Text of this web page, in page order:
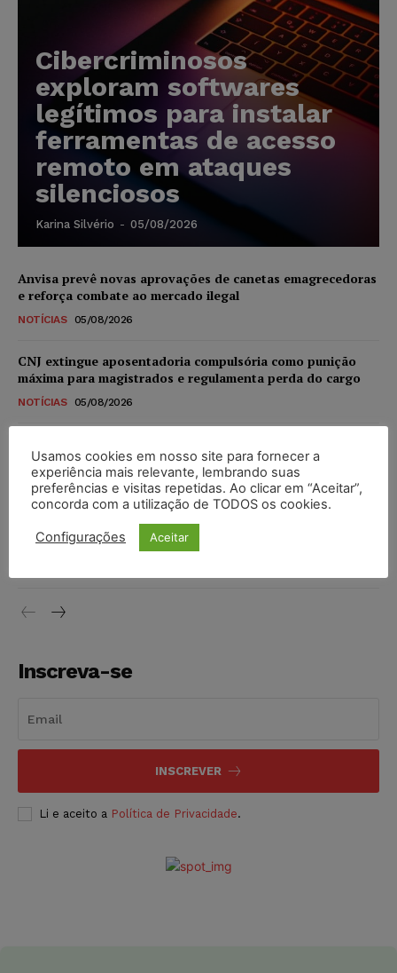
Cibercriminosos
exploram softwares
legítimos para instalar
ferramentas de acesso
remoto em ataques
silenciosos
Karina Silvério - 05/08/2026
Anvisa prevê novas aprovações de canetas emagrecedoras
e reforça combate ao mercado ilegal
NOTÍCIAS 05/08/2026
CNJ extingue aposentadoria compulsória como punição
máxima para magistrados e regulamenta perda do cargo
NOTÍCIAS 05/08/2026
Moraes contra senador Alessandro Vieira
NOTÍCIAS 05/08/2026
Conselho Nacional de Justiça determina afastamento da
juíza Gabriela Hardt por dois anos
Inscreva-se
INSCREVER
Li e aceito a Política de Privacidade.
Usamos cookies em nosso site para fornecer a
experiência mais relevante, lembrando suas
preferências e visitas repetidas. Ao clicar em “Aceitar”,
concorda com a utilização de TODOS os cookies.
Configurações Aceitar